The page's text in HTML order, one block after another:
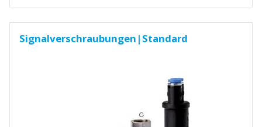
Signalverschraubungen|Standard